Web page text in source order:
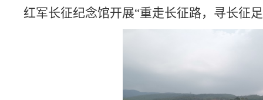
红军长征纪念馆开展“重走长征路，寻长征